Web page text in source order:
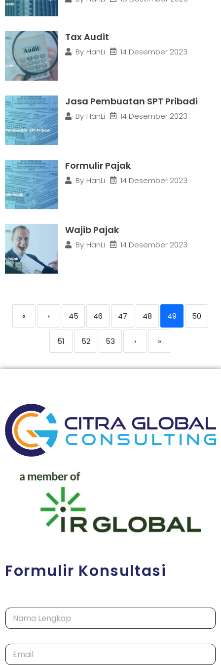
Tax Audit
By HanLi 14 Desember 2023
Jasa Pembuatan SPT Pribadi
By HanLi 14 Desember 2023
Formulir Pajak
By HanLi 14 Desember 2023
Wajib Pajak
By HanLi 14 Desember 2023
« ‹ 45 46 47 48 49 50
51 52 53 › »
Formulir Konsultasi
N
a
m
*E
m